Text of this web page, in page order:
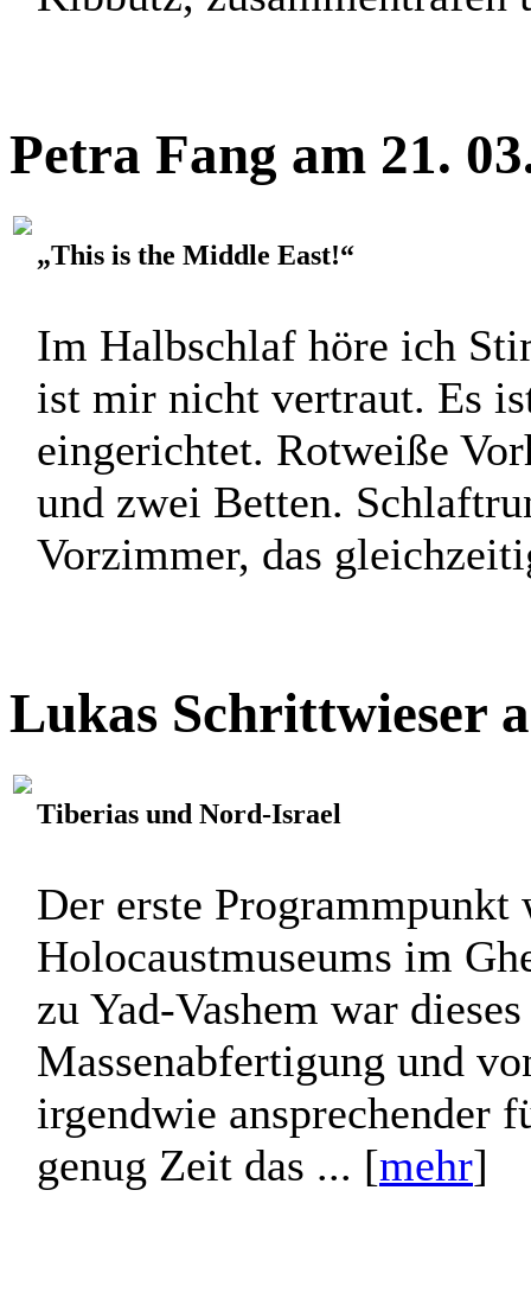
Petra Fang am 21.
„This is the Middle East!“
Im Halbschlaf höre ich
ist mir nicht vertraut. Es
eingerichtet. Rotweiße
und zwei Betten.
Vorzimmer, das
Lukas Schrittwieser
Tiberias und Nord-Israel
Der erste Programmpunkt
Holocaustmuseums im
zu Yad-Vashem war
Massenabfertigung und
irgendwie ansprechender
genug Zeit das ... [mehr]